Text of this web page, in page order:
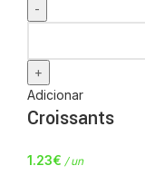
Adicionar
Croissants
1.23€ / un